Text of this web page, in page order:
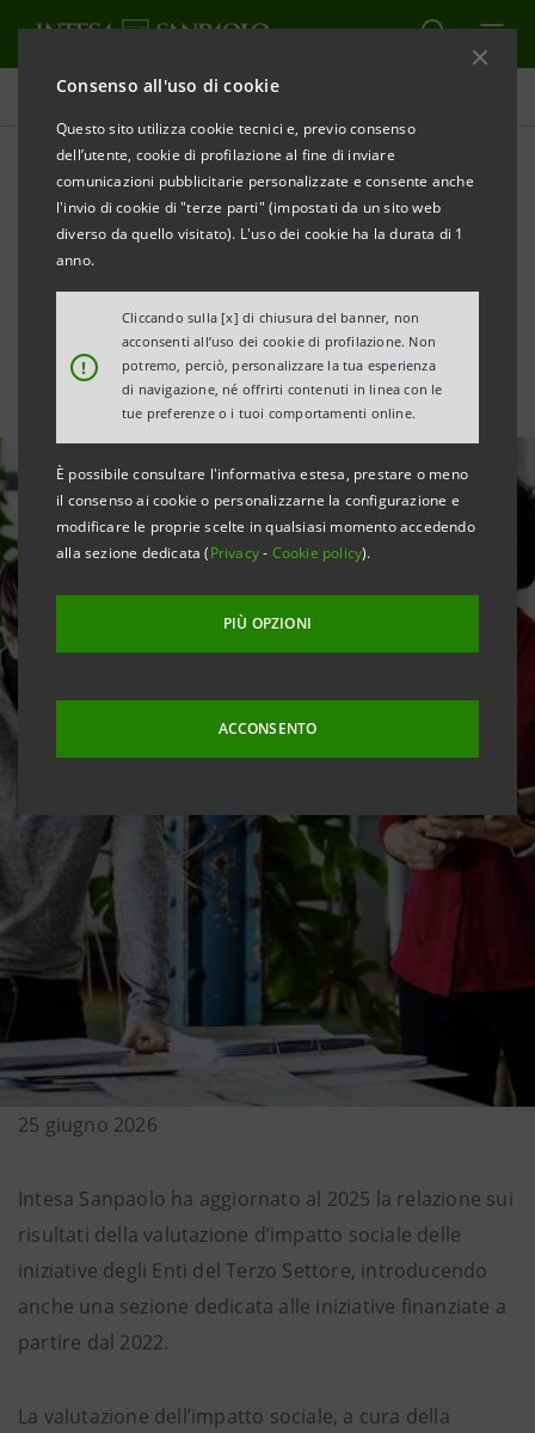
Consenso all'uso di cookie
Questo sito utilizza cookie tecnici e, previo consenso
dell’utente, cookie di profilazione al fine di inviare
comunicazioni pubblicitarie personalizzate e consente anche
l'invio di cookie di "terze parti" (impostati da un sito web
diverso da quello visitato). L'uso dei cookie ha la durata di 1
anno.
!
Cliccando sulla [x] di chiusura del banner, non
acconsenti all’uso dei cookie di profilazione. Non
potremo, perciò, personalizzare la tua esperienza
di navigazione, né offrirti contenuti in linea con le
tue preferenze o i tuoi comportamenti online.
È possibile consultare l'informativa estesa, prestare o meno
il consenso ai cookie o personalizzarne la configurazione e
modificare le proprie scelte in qualsiasi momento accedendo
alla sezione dedicata (Privacy- Cookie policy).
PIÙ OPZIONI
ACCONSENTO
Ultime notizie e approfondimenti
Valutazione d’impatto
sociale delle iniziative degli
Enti Terzo Settore 2025
25 giugno 2026
Intesa Sanpaolo ha aggiornato al 2025 la relazione sui
risultati della valutazione d’impatto sociale delle
iniziative degli Enti del Terzo Settore, introducendo
anche una sezione dedicata alle iniziative finanziate a
partire dal 2022.
La valutazione dell’impatto sociale, a cura della